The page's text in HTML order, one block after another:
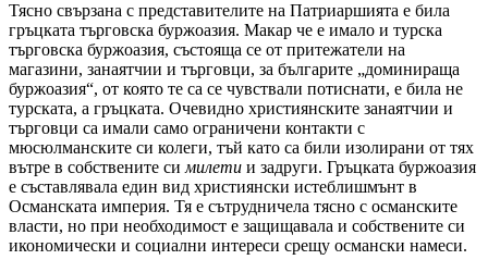
Тясно свързана с представителите на Патриаршията е била
гръцката търговска буржоазия. Макар че е имало и турска
търговска буржоазия, състояща се от притежатели на
магазини, занаятчии и търговци, за българите „доминираща
буржоазия“, от която те са се чувствали потиснати, е била не
турската, а гръцката. Очевидно християнските занаятчии и
търговци са имали само ограничени контакти с
мюсюлманските си колеги, тъй като са били изолирани от тях
вътре в собствените симилети и задруги. Гръцката буржоазия
е съставлявала един вид християнски истеблишмънт в
Османската империя. Тя е сътрудничела тясно с османските
власти, но при необходимост е защищавала и собствените си
икономически и социални интереси срещу османски намеси.